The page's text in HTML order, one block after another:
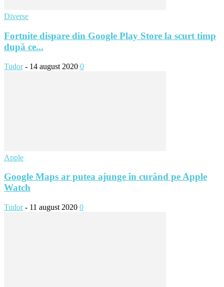
Diverse
Fortnite dispare din Google Play Store la scurt timp
după ce...
Tudor - 14 august 2020 0
Apple
Google Maps ar putea ajunge în curând pe Apple
Watch
Tudor - 11 august 2020 0